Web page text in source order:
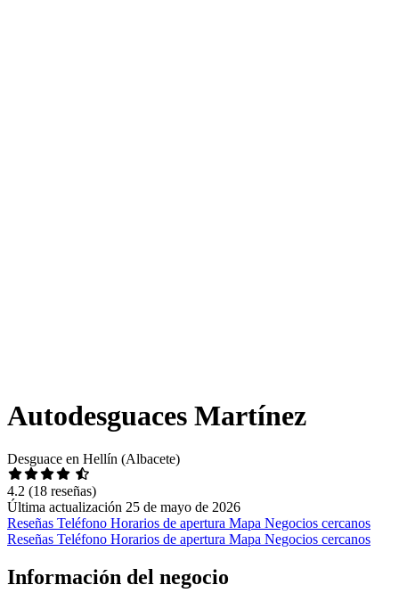
Autodesguaces Martínez
Desguace en Hellín (Albacete)
4.2 (18 reseñas)
Última actualización 25 de mayo de 2026
Reseñas Teléfono Horarios de apertura Mapa Negocios cercanos
Reseñas Teléfono Horarios de apertura Mapa Negocios cercanos
Información del negocio